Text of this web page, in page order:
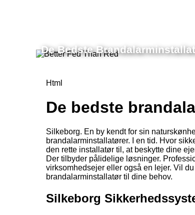
De Bedste
Html
De bedste
Silkeborg. En by kendt for sin
brandalarminstallatører. I en tid. Hvor
den rette installatør til, at beskytte dine
Der tilbyder pålidelige løsninger.
virksomhedsejer eller også en lejer. Vil
brandalarminstallatør til dine behov.
Silkeborg